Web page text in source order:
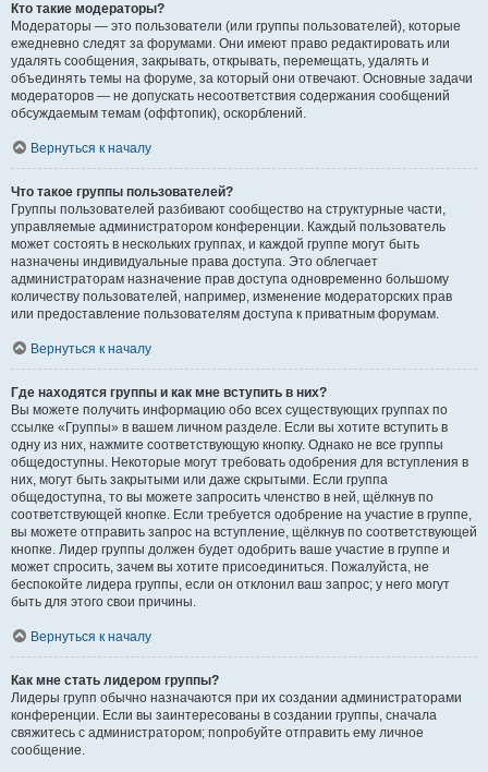
Кто такие модераторы?
Модераторы — это пользователи (или группы пользователей), которые
ежедневно следят за форумами. Они имеют право редактировать или
удалять сообщения, закрывать, открывать, перемещать, удалять и
объединять темы на форуме, за который они отвечают. Основные задачи
модераторов — не допускать несоответствия содержания сообщений
обсуждаемым темам (оффтопик), оскорблений.
Вернуться к началу
Что такое группы пользователей?
Группы пользователей разбивают сообщество на структурные части,
управляемые администратором конференции. Каждый пользователь
может состоять в нескольких группах, и каждой группе могут быть
назначены индивидуальные права доступа. Это облегчает
администраторам назначение прав доступа одновременно большому
количеству пользователей, например, изменение модераторских прав
или предоставление пользователям доступа к приватным форумам.
Вернуться к началу
Где находятся группы и как мне вступить в них?
Вы можете получить информацию обо всех существующих группах по
ссылке «Группы» в вашем личном разделе. Если вы хотите вступить в
одну из них, нажмите соответствующую кнопку. Однако не все группы
общедоступны. Некоторые могут требовать одобрения для вступления в
них, могут быть закрытыми или даже скрытыми. Если группа
общедоступна, то вы можете запросить членство в ней, щёлкнув по
соответствующей кнопке. Если требуется одобрение на участие в группе,
вы можете отправить запрос на вступление, щёлкнув по соответствующей
кнопке. Лидер группы должен будет одобрить ваше участие в группе и
может спросить, зачем вы хотите присоединиться. Пожалуйста, не
беспокойте лидера группы, если он отклонил ваш запрос; у него могут
быть для этого свои причины.
Вернуться к началу
Как мне стать лидером группы?
Лидеры групп обычно назначаются при их создании администраторами
конференции. Если вы заинтересованы в создании группы, сначала
свяжитесь с администратором; попробуйте отправить ему личное
сообщение.